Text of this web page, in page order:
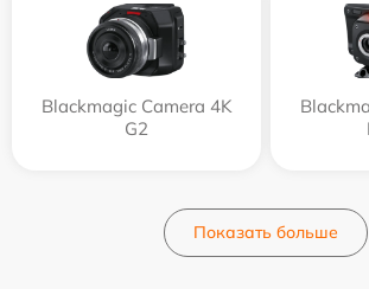
Blackmagic Camera 4K
G2
Показать больше